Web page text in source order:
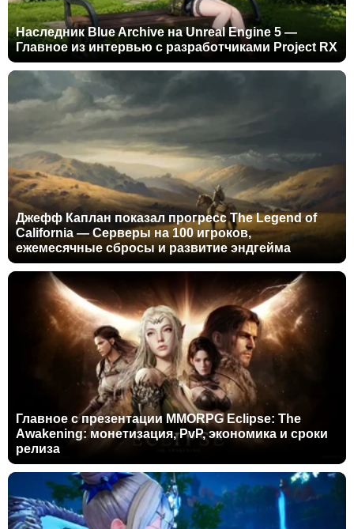
Наследник Blue Archive на Unreal Engine 5 —
Главное из интервью с разработчиками Project RX
Джефф Каплан показал прогресс The Legend of
California — Серверы на 100 игроков,
ежемесячные сбросы и развитие эндгейма
Главное с презентации MMORPG Eclipse: The
Awakening: монетизация, PvP, экономика и сроки
релиза